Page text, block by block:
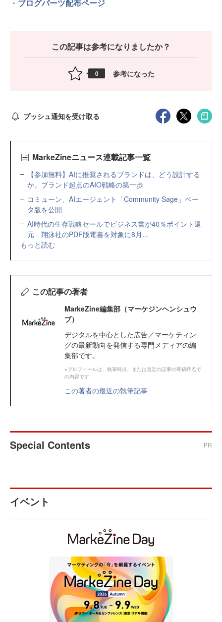
・ ブログパーツ配布ページ
この記事は参考になりましたか？
0 参考になった
プッシュ通知を受け取る
MarkeZineニュース連載記事一覧
【参加無料】AIに推奨されるブランドは、どう設計する
か。ブランド起点のAIO戦略の第一歩
コミューン、AIエージェント「Community Sage」ベー
タ版を公開
AI時代の生存戦略セールでビジネス書が40％ポイント還
元 翔泳社のPDF版電書を対象に8月...
もっと読む
この記事の著者
MarkeZine編集部（マーケジンヘンシュウ
ブ）
デジタルを中心とした広告／マーケティン
グの最新動向を発信する専門メディアの編
集部です。
※プロフィールは、執筆時点、または直近の記事の寄稿時点で
の内容です
この著者の最近の執筆記事
Special Contents PR
イベント